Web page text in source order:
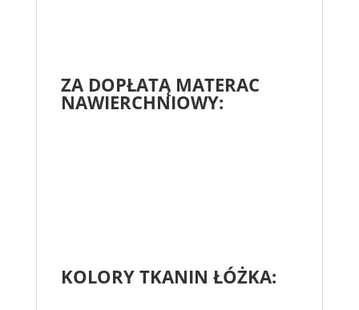
ZA DOPŁATĄ MATERAC
NAWIERCHNIOWY:
KOLORY TKANIN ŁÓŻKA: